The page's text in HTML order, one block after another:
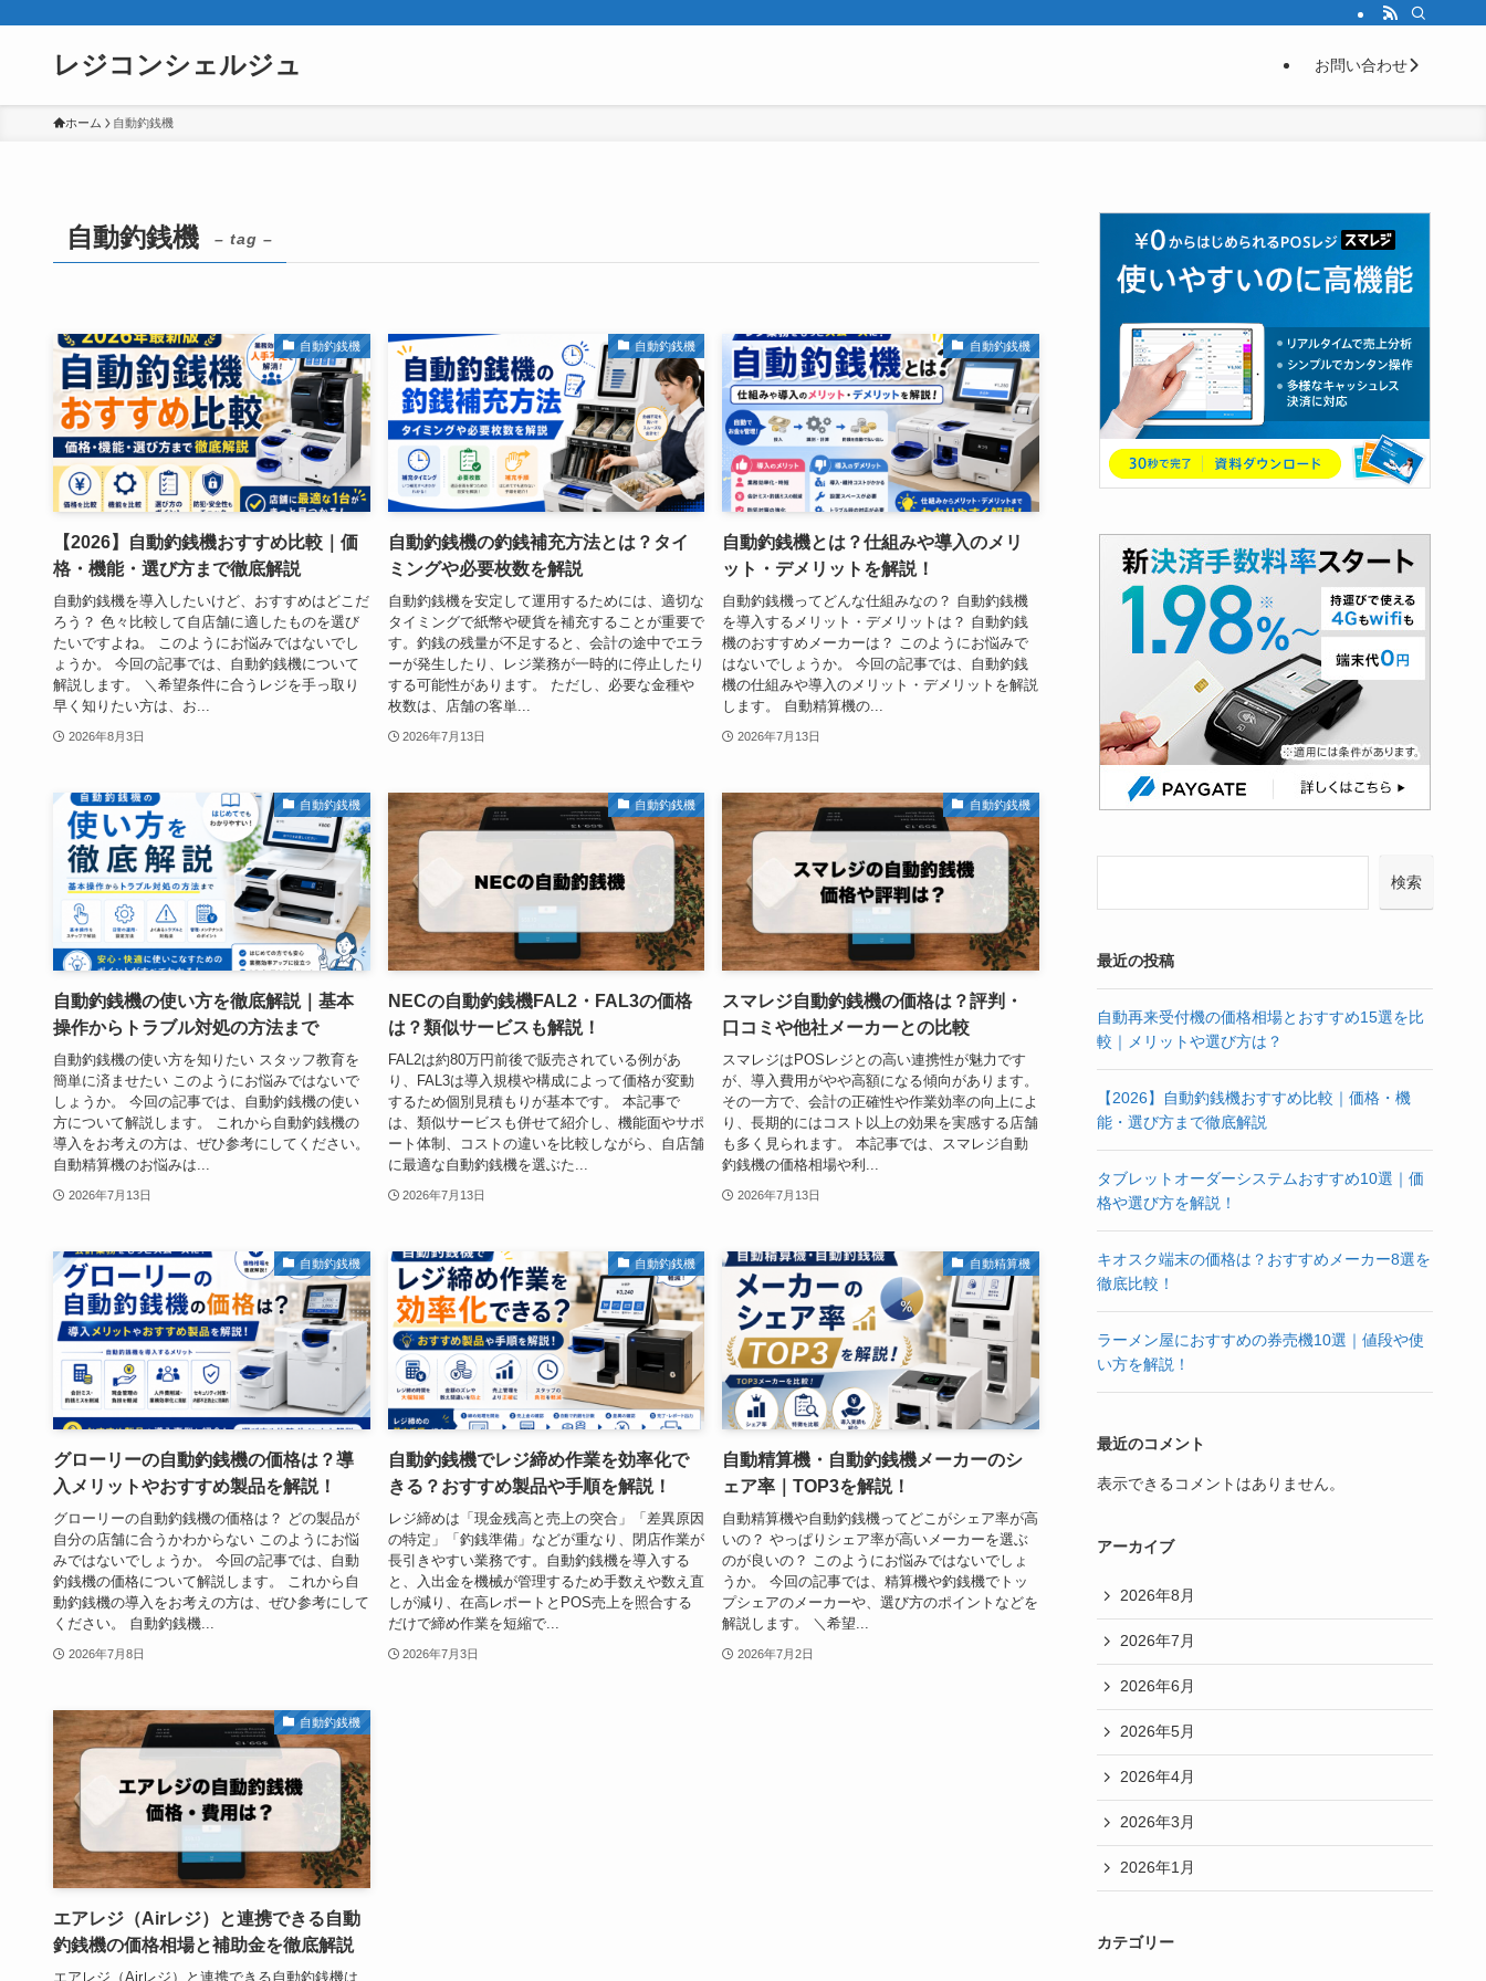
レジコンシェルジュ お問い合わせ
ホーム 自動釣銭機
自動釣銭機 – tag –
自動釣銭機
【2026】自動釣銭機おすすめ比較｜価
格・機能・選び方まで徹底解説
自動釣銭機を導入したいけど、おすすめはどこだ
ろう？ 色々比較して自店舗に適したものを選び
たいですよね。 このようにお悩みではないでし
ょうか。 今回の記事では、自動釣銭機について
解説します。 ＼希望条件に合うレジを手っ取り
早く知りたい方は、お...
2026年8月3日
自動釣銭機
自動釣銭機の釣銭補充方法とは？タイ
ミングや必要枚数を解説
自動釣銭機を安定して運用するためには、適切な
タイミングで紙幣や硬貨を補充することが重要で
す。釣銭の残量が不足すると、会計の途中でエラ
ーが発生したり、レジ業務が一時的に停止したり
する可能性があります。 ただし、必要な金種や
枚数は、店舗の客単...
2026年7月13日
自動釣銭機
自動釣銭機とは？仕組みや導入のメリ
ット・デメリットを解説！
自動釣銭機ってどんな仕組みなの？ 自動釣銭機
を導入するメリット・デメリットは？ 自動釣銭
機のおすすめメーカーは？ このようにお悩みで
はないでしょうか。 今回の記事では、自動釣銭
機の仕組みや導入のメリット・デメリットを解説
します。 自動精算機の...
2026年7月13日
自動釣銭機
自動釣銭機の使い方を徹底解説｜基本
操作からトラブル対処の方法まで
自動釣銭機の使い方を知りたい スタッフ教育を
簡単に済ませたい このようにお悩みではないで
しょうか。 今回の記事では、自動釣銭機の使い
方について解説します。 これから自動釣銭機の
導入をお考えの方は、ぜひ参考にしてください。
自動精算機のお悩みは...
2026年7月13日
自動釣銭機
NECの自動釣銭機FAL2・FAL3の価格
は？類似サービスも解説！
FAL2は約80万円前後で販売されている例があ
り、FAL3は導入規模や構成によって価格が変動
するため個別見積もりが基本です。 本記事で
は、類似サービスも併せて紹介し、機能面やサポ
ート体制、コストの違いを比較しながら、自店舗
に最適な自動釣銭機を選ぶた...
2026年7月13日
自動釣銭機
スマレジ自動釣銭機の価格は？評判・
口コミや他社メーカーとの比較
スマレジはPOSレジとの高い連携性が魅力です
が、導入費用がやや高額になる傾向があります。
その一方で、会計の正確性や作業効率の向上によ
り、長期的にはコスト以上の効果を実感する店舗
も多く見られます。 本記事では、スマレジ自動
釣銭機の価格相場や利...
2026年7月13日
自動釣銭機
グローリーの自動釣銭機の価格は？導
入メリットやおすすめ製品を解説！
グローリーの自動釣銭機の価格は？ どの製品が
自分の店舗に合うかわからない このようにお悩
みではないでしょうか。 今回の記事では、自動
釣銭機の価格について解説します。 これから自
動釣銭機の導入をお考えの方は、ぜひ参考にして
ください。 自動釣銭機...
2026年7月8日
自動釣銭機
自動釣銭機でレジ締め作業を効率化で
きる？おすすめ製品や手順を解説！
レジ締めは「現金残高と売上の突合」「差異原因
の特定」「釣銭準備」などが重なり、閉店作業が
長引きやすい業務です。自動釣銭機を導入する
と、入出金を機械が管理するため手数えや数え直
しが減り、在高レポートとPOS売上を照合する
だけで締め作業を短縮で...
2026年7月3日
自動精算機
自動精算機・自動釣銭機メーカーのシ
ェア率｜TOP3を解説！
自動精算機や自動釣銭機ってどこがシェア率が高
いの？ やっぱりシェア率が高いメーカーを選ぶ
のが良いの？ このようにお悩みではないでしょ
うか。 今回の記事では、精算機や釣銭機でトッ
プシェアのメーカーや、選び方のポイントなどを
解説します。 ＼希望...
2026年7月2日
自動釣銭機
エアレジ（Airレジ）と連携できる自動
釣銭機の価格相場と補助金を徹底解説
エアレジ（Airレジ）と連携できる自動釣銭機は
検索
最近の投稿
自動再来受付機の価格相場とおすすめ15選を比
較｜メリットや選び方は？
【2026】自動釣銭機おすすめ比較｜価格・機
能・選び方まで徹底解説
タブレットオーダーシステムおすすめ10選｜価
格や選び方を解説！
キオスク端末の価格は？おすすめメーカー8選を
徹底比較！
ラーメン屋におすすめの券売機10選｜値段や使
い方を解説！
最近のコメント
表示できるコメントはありません。
アーカイブ
2026年8月
2026年7月
2026年6月
2026年5月
2026年4月
2026年3月
2026年1月
カテゴリー